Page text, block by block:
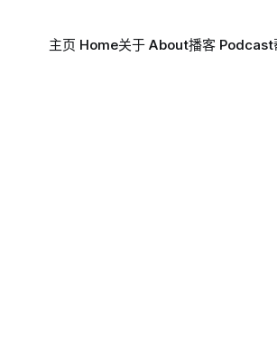
主页 Home关于 About播客 Podcast